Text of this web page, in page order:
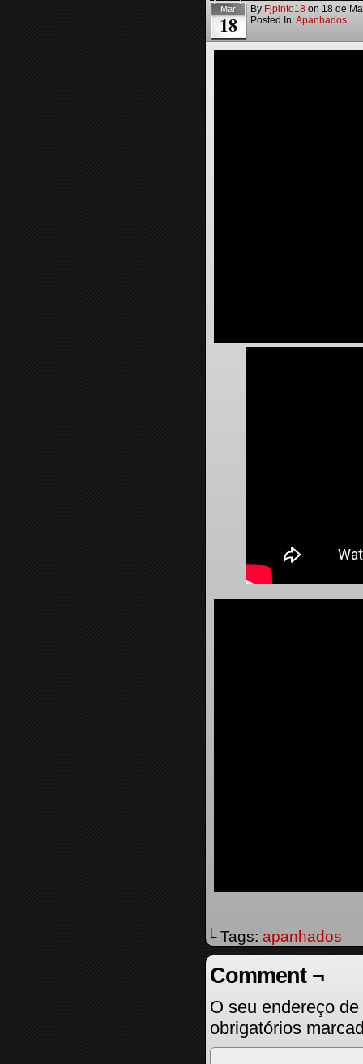
Mar
18
By Fjpinto18 on 18 de
Posted In:Apanhados
└ Tags: apanhados
Comment ¬
O seu endereço
obrigatórios